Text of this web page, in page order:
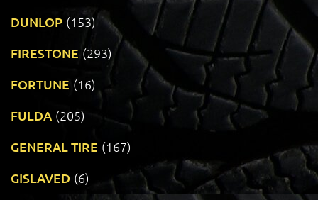
DUNLOP (153)
FIRESTONE (293)
FORTUNE (16)
FULDA (205)
GENERAL TIRE (167)
GISLAVED (6)